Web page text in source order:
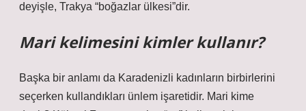
deyişle, Trakya “boğazlar ülkesi”dir.
Mari kelimesini kimler kullanır?
Başka bir anlamı da Karadenizli kadınların birbirlerini
seçerken kullandıkları ünlem işaretidir. Mari kime